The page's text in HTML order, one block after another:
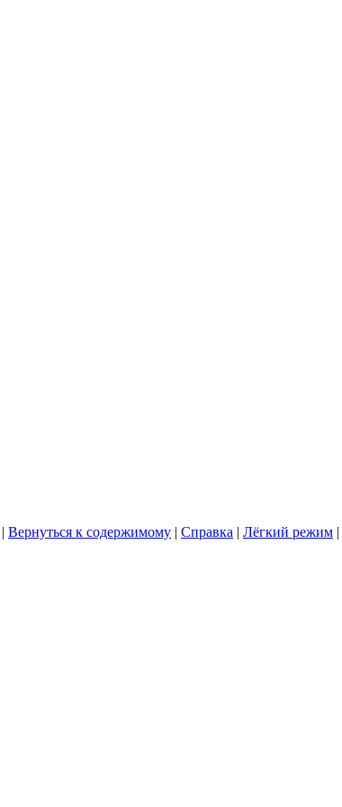
| Вернуться к содержимому | Справка | Лёгкий режим |